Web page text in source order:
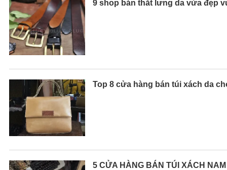
9 shop bán thắt lưng da vừa đẹp
Top 8 cửa hàng bán túi xách da
5 CỬA HÀNG BÁN TÚI XÁCH